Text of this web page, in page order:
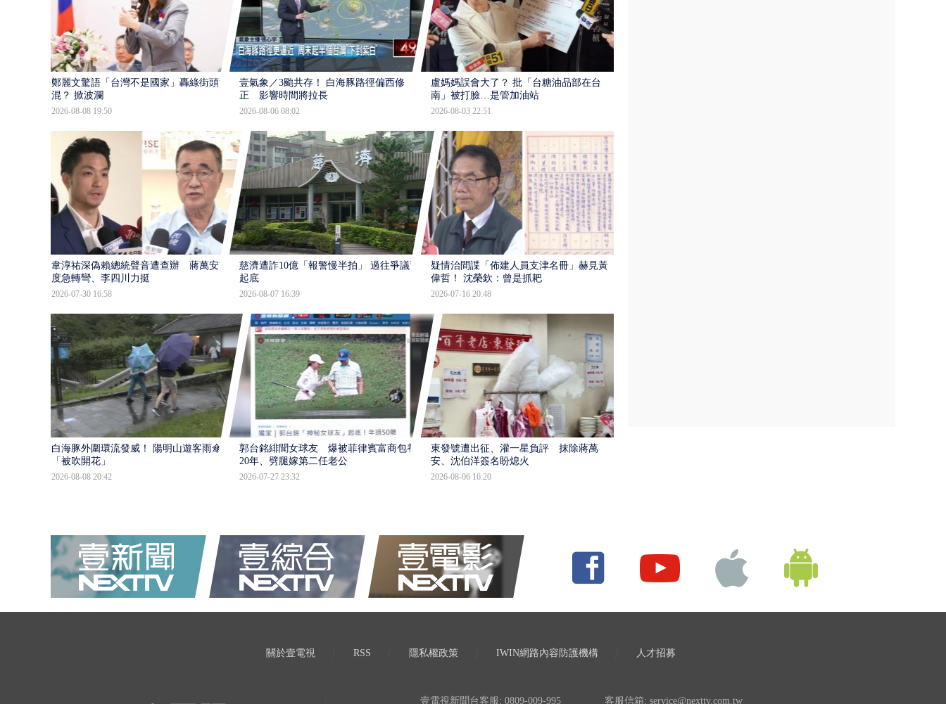
鄭麗文驚語「台灣不是國家」轟綠街頭混
混？ 掀波瀾
2026-08-08 19:50
壹氣象／3颱共存！ 白海豚路徑偏西修
正 影響時間將拉長
2026-08-06 08:02
盧媽媽誤會大了？ 批「台糖油品部在台
南」被打臉…是管加油站
2026-08-03 22:51
韋淳祐深偽賴總統聲音遭查辦 蔣萬安態
度急轉彎、李四川力挺
2026-07-30 16:58
慈濟遭詐10億「報警慢半拍」 過往爭議遭
起底
2026-08-07 16:39
疑情治間諜「佈建人員支津名冊」赫見黃
偉哲！ 沈榮欽：曾是抓耙
2026-07-16 20:48
白海豚外圍環流發威！ 陽明山遊客雨傘
「被吹開花」
2026-08-08 20:42
郭台銘緋聞女球友 爆被菲律賓富商包養
20年、劈腿嫁第二任老公
2026-07-27 23:32
東發號遭出征、灌一星負評 抹除蔣萬
安、沈伯洋簽名盼熄火
2026-08-06 16:20
關於壹電視 RSS 隱私權政策 IWIN網路內容防護機構 人才招募
壹電視新聞台客服: 0809-009-995 客服信箱: service@nexttv.com.tw